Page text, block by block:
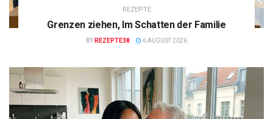
REZEPTE
Grenzen ziehen, Im Schatten der Familie
BY REZEPTE38 6 AUGUST 2026